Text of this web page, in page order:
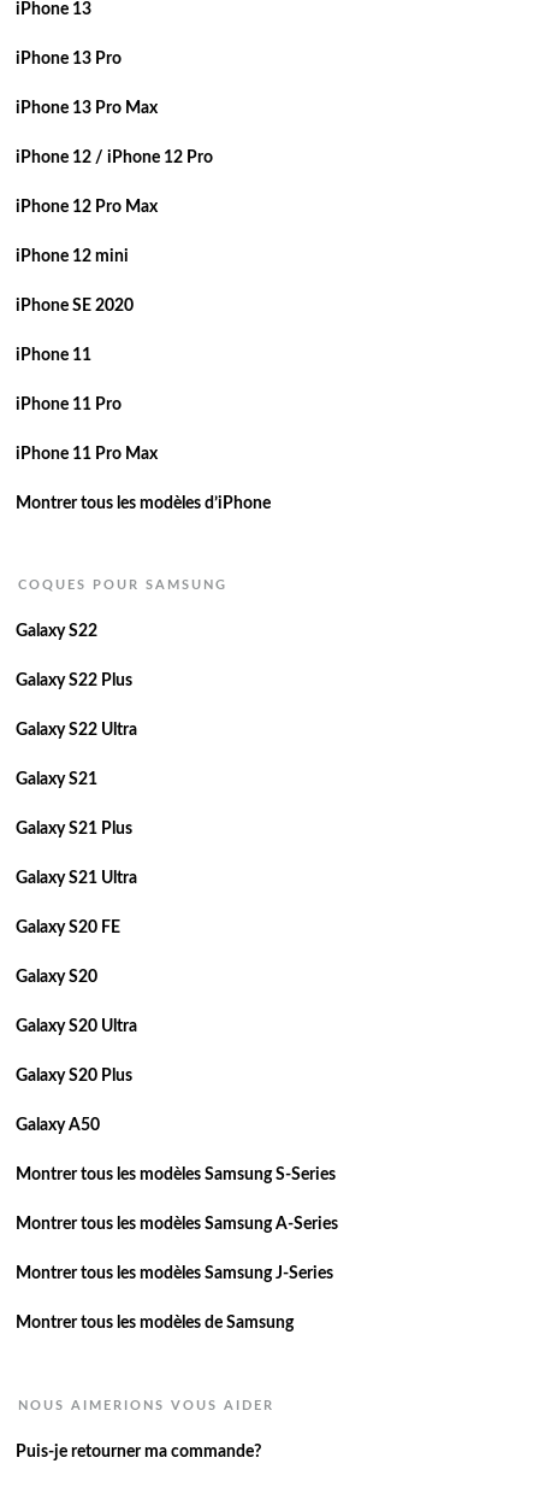
iPhone 13
iPhone 13 Pro
iPhone 13 Pro Max
iPhone 12 / iPhone 12 Pro
iPhone 12 Pro Max
iPhone 12 mini
iPhone SE 2020
iPhone 11
iPhone 11 Pro
iPhone 11 Pro Max
Montrer tous les modèles d’iPhone
COQUES POUR SAMSUNG
Galaxy S22
Galaxy S22 Plus
Galaxy S22 Ultra
Galaxy S21
Galaxy S21 Plus
Galaxy S21 Ultra
Galaxy S20 FE
Galaxy S20
Galaxy S20 Ultra
Galaxy S20 Plus
Galaxy A50
Montrer tous les modèles Samsung S-Series
Montrer tous les modèles Samsung A-Series
Montrer tous les modèles Samsung J-Series
Montrer tous les modèles de Samsung
NOUS AIMERIONS VOUS AIDER
Puis-je retourner ma commande?